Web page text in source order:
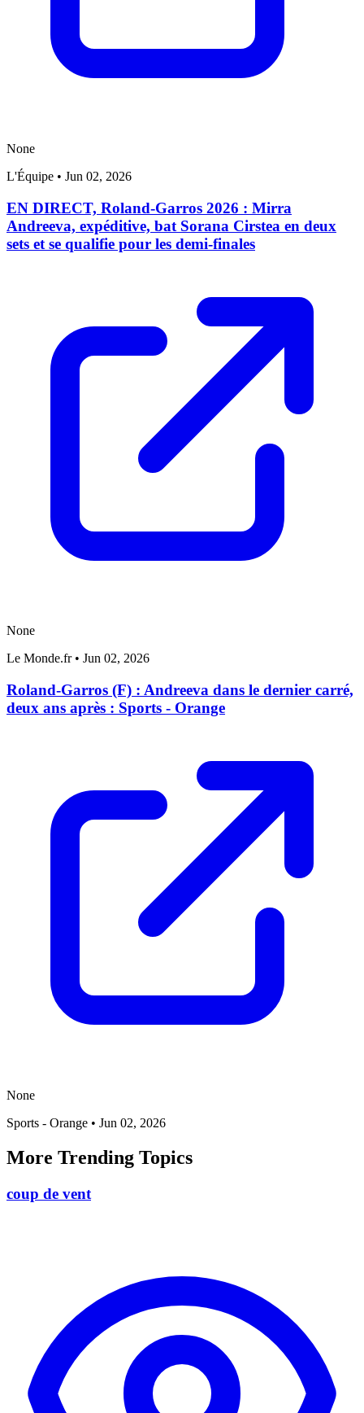
None
L'Équipe • Jun 02, 2026
EN DIRECT, Roland-Garros 2026 : Mirra
Andreeva, expéditive, bat Sorana Cirstea en deux
sets et se qualifie pour les demi-finales
None
Le Monde.fr • Jun 02, 2026
Roland-Garros (F) : Andreeva dans le dernier carré,
deux ans après : Sports - Orange
None
Sports - Orange • Jun 02, 2026
More Trending Topics
coup de vent